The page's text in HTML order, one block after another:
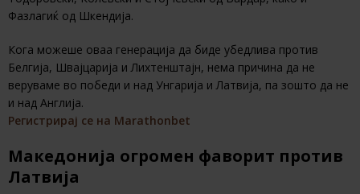
Фазлагиќ од Шкендија.
Кога можеше оваа генерација да биде убедлива против
Белгија, Швајцарија и Лихтенштајн, нема причина да не
веруваме во победи и над Унгарија и Латвија, па зошто да не
и над Англија.
Регистрирај се на Marathonbet
Македонија огромен фаворит против
Латвија